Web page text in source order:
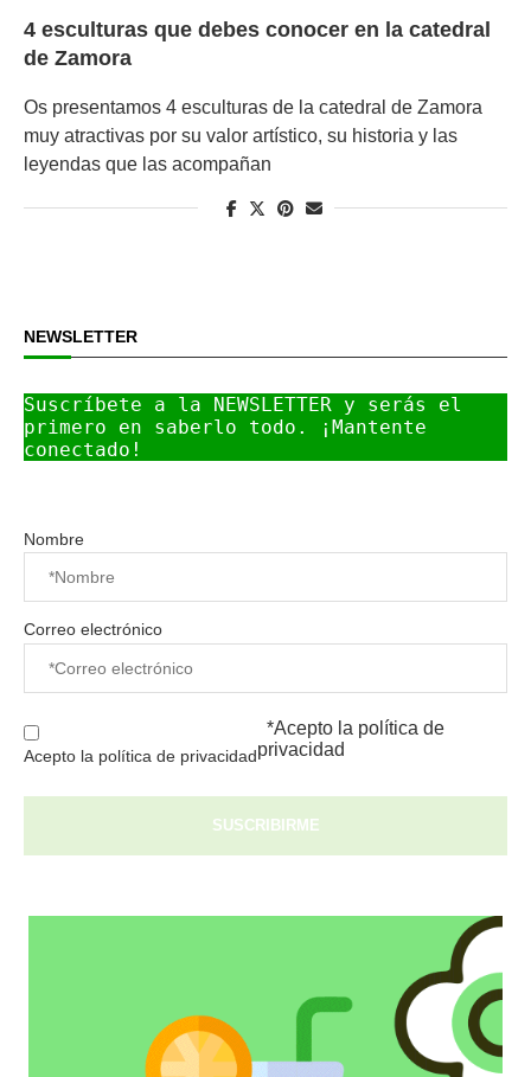
4 esculturas que debes conocer en la catedral
de Zamora
Os presentamos 4 esculturas de la catedral de Zamora
muy atractivas por su valor artístico, su historia y las
leyendas que las acompañan
NEWSLETTER
Suscríbete a la NEWSLETTER y serás el
primero en saberlo todo. ¡Mantente
conectado!
Nombre
Correo electrónico
Acepto la política de privacidad
*Acepto la política de
privacidad